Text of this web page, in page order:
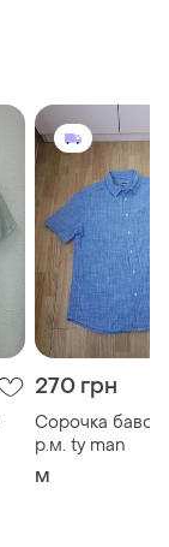
270 грн
Сорочка
р.м. ty man
M